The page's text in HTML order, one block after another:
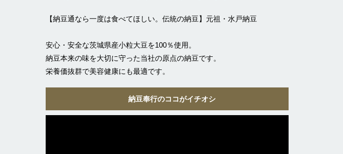
【納豆通なら一度は食べてほしい。伝統の納豆】元祖・水戸納豆
安心・安全な茨城県産小粒大豆を100％使用。
納豆本来の味を大切に守った当社の原点の納豆です。
栄養価抜群で美容健康にも最適です。
納豆奉行のココがイチオシ